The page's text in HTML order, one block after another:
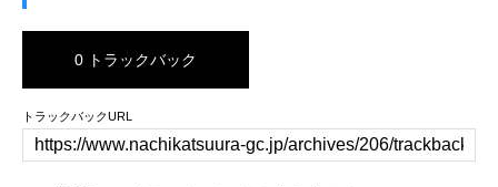
0 トラックバック
トラックバックURL